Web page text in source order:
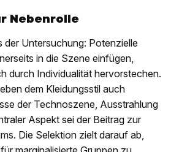
Nebenrolle
der Untersuchung: Potenzielle
in die Szene einfügen,
durch Individualität hervorstechen.
dem Kleidungsstil auch
der Technoszene, Ausstrahlung
Aspekt sei der Beitrag zur
Die Selektion zielt darauf ab,